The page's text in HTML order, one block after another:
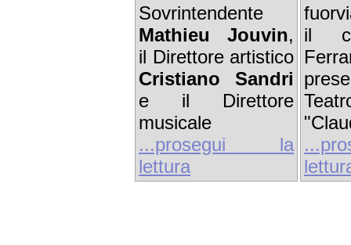
Sovrintendente
Mathieu Jouvin,
il Direttore artistico
Cristiano Sandri
e il Direttore
musicale
...prosegui la
lettura
il